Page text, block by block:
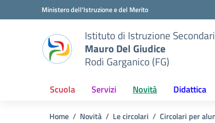
Vai ai contenuti
Vai al menu di navigazioneMinistero dell'Istruzione e del Merito
Istituto di Istruzione
Mauro Del Giudice
Rodi Garganico (FG)
Scuola Servizi Novità Didattica
Home Novità Le circolari Circolari per